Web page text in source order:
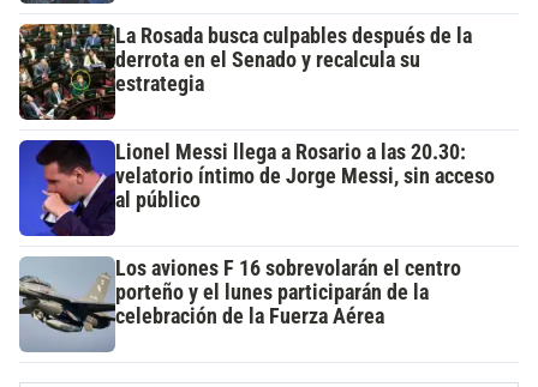
La Rosada busca culpables después de la
derrota en el Senado y recalcula su
estrategia
Lionel Messi llega a Rosario a las 20.30:
velatorio íntimo de Jorge Messi, sin acceso
al público
Los aviones F 16 sobrevolarán el centro
porteño y el lunes participarán de la
celebración de la Fuerza Aérea